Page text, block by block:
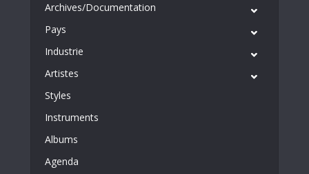
Archives/Documentation
Pays
Industrie
Artistes
Styles
Instruments
Albums
Agenda